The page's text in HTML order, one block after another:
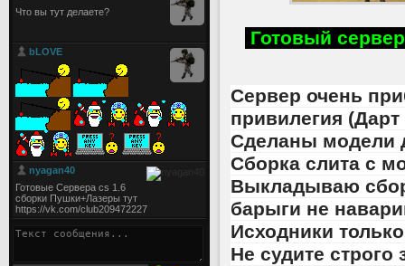
Готовый
Сервер очень
привилегия
Сделаны модели
Сборка слита с
Выкладываю
барыги не
Исходники
Не судите